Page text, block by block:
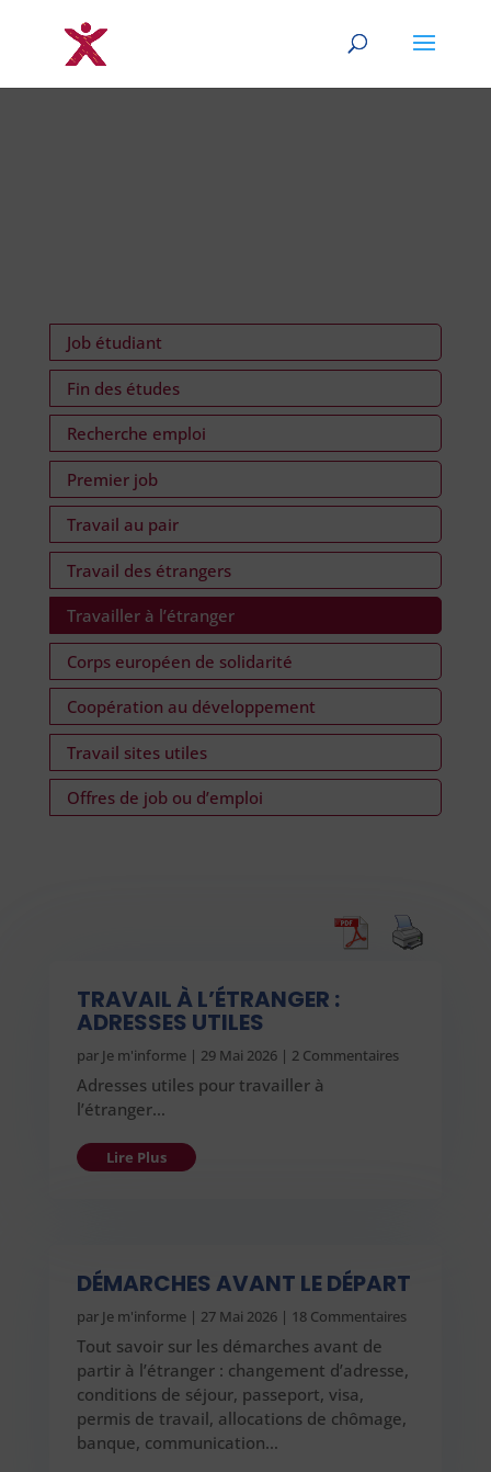
Job étudiant
Fin des études
Recherche emploi
Premier job
Travail au pair
Travail des étrangers
Travailler à l’étranger
Corps européen de solidarité
Coopération au développement
Travail sites utiles
Offres de job ou d’emploi
TRAVAIL À L’ÉTRANGER :
ADRESSES UTILES
par Je m'informe| 29 Mai 2026| 2 Commentaires
Adresses utiles pour travailler à
l’étranger…
Lire Plus
DÉMARCHES AVANT LE DÉPART
par Je m'informe| 27 Mai 2026| 18 Commentaires
Tout savoir sur les démarches avant de
partir à l’étranger : changement d’adresse,
conditions de séjour, passeport, visa,
permis de travail, allocations de chômage,
banque, communication…